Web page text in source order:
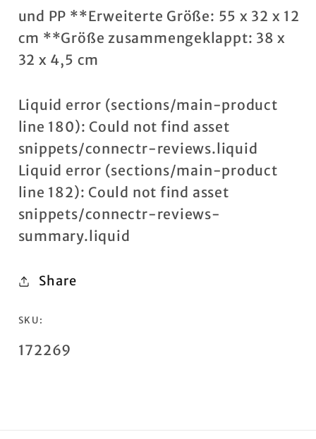
und PP **Erweiterte Größe: 55 x 32 x 12
cm **Größe zusammengeklappt: 38 x
32 x 4,5 cm
Liquid error (sections/main-product
line 180): Could not find asset
snippets/connectr-reviews.liquid
Liquid error (sections/main-product
line 182): Could not find asset
snippets/connectr-reviews-
summary.liquid
Share
SKU:
SKU:
172269